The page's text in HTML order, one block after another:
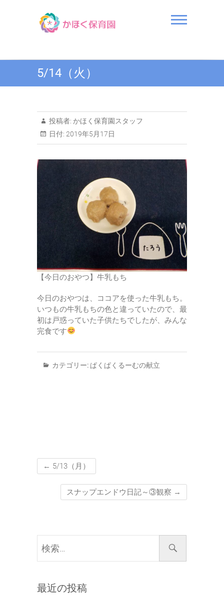
かほく保育園
5/14（火）
投稿者: かほく保育園スタッフ
日付: 2019年5月17日
【今日のおやつ】牛乳もち
今日のおやつは、ココアを使った牛乳もち。
いつもの牛乳もちの色と違っていたので、最
初は戸惑っていた子供たちでしたが、みんな
完食です
カテゴリー: ぱくぱくるーむの献立
← 5/13（月）
スナップエンドウ日記～③観察 →
索…
最近の投稿